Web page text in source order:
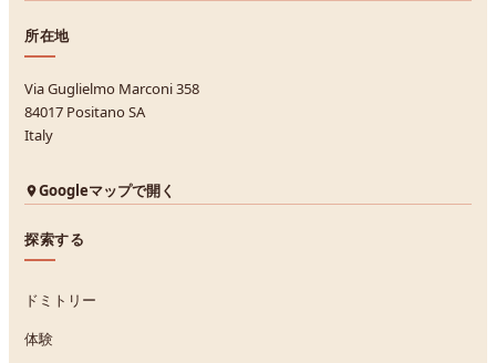
所在地
Via Guglielmo Marconi 358
84017 Positano SA
Italy
Googleマップで開く
探索する
ドミトリー
体験